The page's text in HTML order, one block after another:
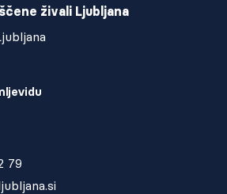
živali Ljubljana
79